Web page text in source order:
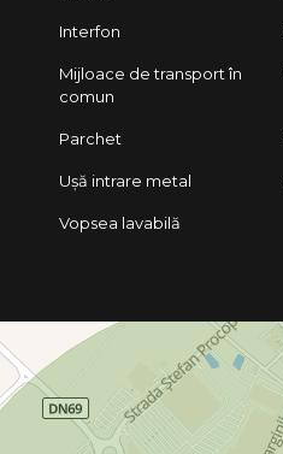
Interfon
Mijloace de transport în
comun
Parchet
Ușă intrare metal
Vopsea lavabilă